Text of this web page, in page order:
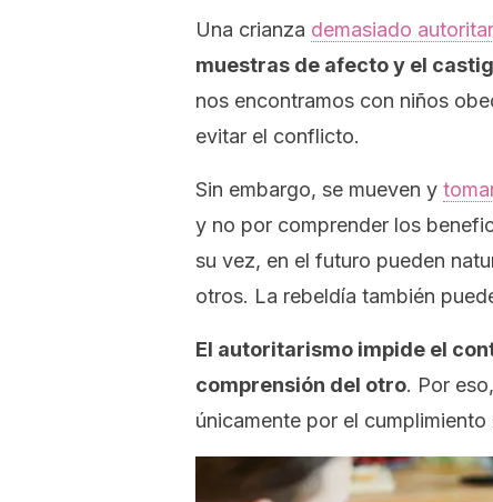
Una crianza demasiado
muestras de afecto y el
nos encontramos con niños
evitar el conflicto.
Sin embargo, se mueven y
y no por comprender los
su vez, en el futuro pueden
otros. La rebeldía también
El autoritarismo impide el
comprensión del otro. Por
únicamente por el cumplimiento